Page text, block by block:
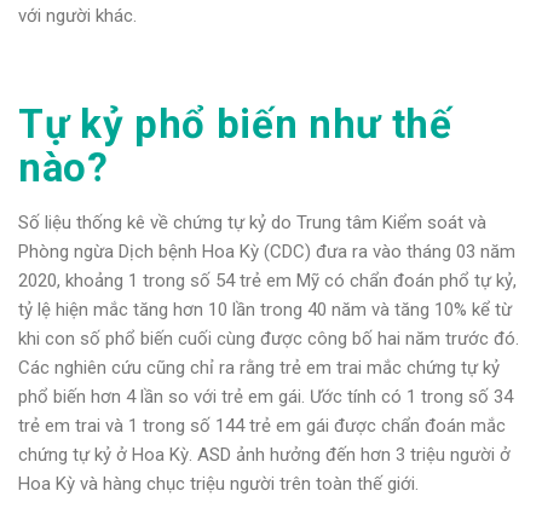
với người khác.
Tự kỷ phổ biến như thế
nào?
Số liệu thống kê về chứng tự kỷ do Trung tâm Kiểm soát và
Phòng ngừa Dịch bệnh Hoa Kỳ (CDC) đưa ra vào tháng 03 năm
2020, khoảng 1 trong số 54 trẻ em Mỹ có chẩn đoán phổ tự kỷ,
tỷ lệ hiện mắc tăng hơn 10 lần trong 40 năm và tăng 10% kể từ
khi con số phổ biến cuối cùng được công bố hai năm trước đó.
Các nghiên cứu cũng chỉ ra rằng trẻ em trai mắc chứng tự kỷ
phổ biến hơn 4 lần so với trẻ em gái. Ước tính có 1 trong số 34
trẻ em trai và 1 trong số 144 trẻ em gái được chẩn đoán mắc
chứng tự kỷ ở Hoa Kỳ. ASD ảnh hưởng đến hơn 3 triệu người ở
Hoa Kỳ và hàng chục triệu người trên toàn thế giới.